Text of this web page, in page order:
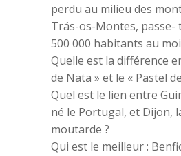
perdu au milieu des
Trás-os-Montes, passe-
500 000 habitants au
Quelle est la différence
de Nata » et le « Pastel
Quel est le lien entre
né le Portugal, et Dijon,
moutarde ?
Qui est le meilleur :